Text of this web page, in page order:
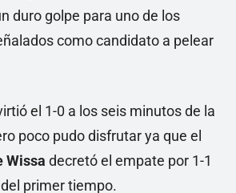
duro golpe para uno de los
como candidato a pelear
el 1-0 a los seis minutos de la
poco pudo disfrutar ya que el
Wissa decretó el empate por 1-1
primer tiempo.